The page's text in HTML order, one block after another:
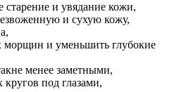
старение и увядание кожи,
и сухую кожу,
морщин и уменьшить глубокие
менее заметными,
кругов под глазами,